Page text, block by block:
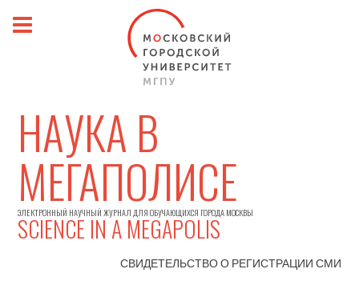
НАУКА В
МЕГАПОЛИСЕ
ЭЛЕКТРОННЫЙ НАУЧНЫЙ ЖУРНАЛ ДЛЯ ОБУЧАЮЩИХСЯ ГОРОДА МОСКВЫ
SCIENCE IN A MEGAPOLIS
СВИДЕТЕЛЬСТВО О РЕГИСТРАЦИИСМИ